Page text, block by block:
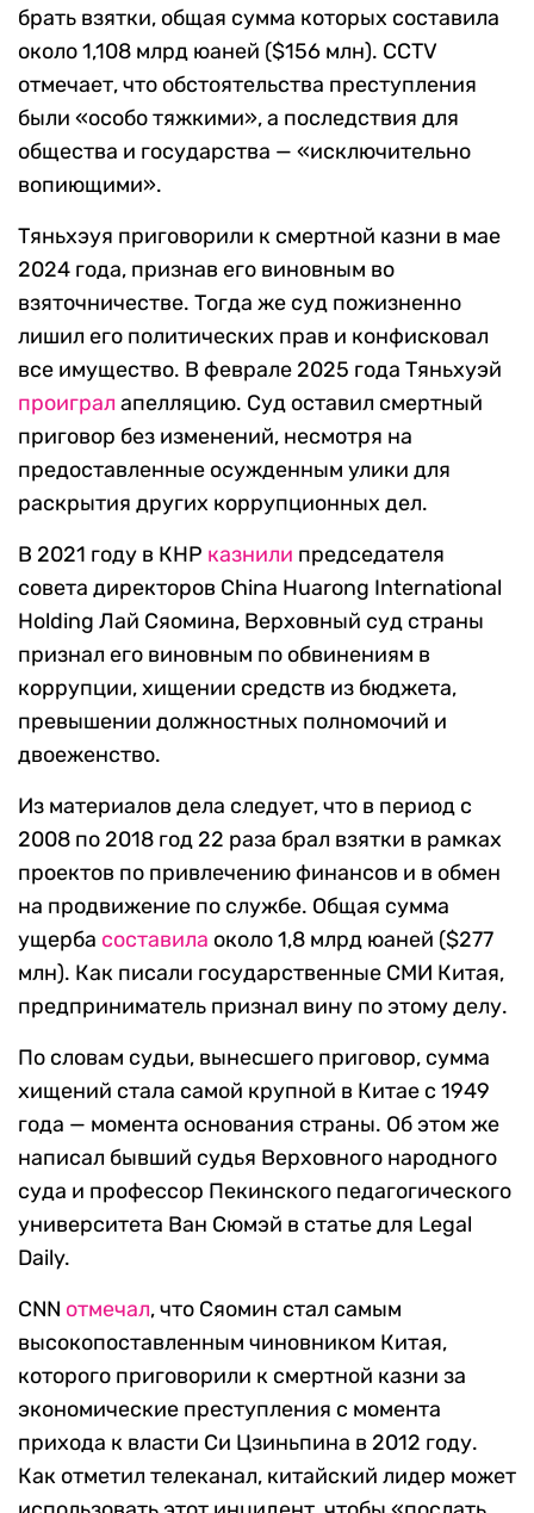
брать взятки, общая сумма которых составила
около 1,108 млрд юаней ($156 млн). CCTV
отмечает, что обстоятельства преступления
были «особо тяжкими», а последствия для
общества и государства — «исключительно
вопиющими».
Тяньхэуя приговорили к смертной казни в мае
2024 года, признав его виновным во
взяточничестве. Тогда же суд пожизненно
лишил его политических прав и конфисковал
все имущество. В феврале 2025 года Тяньхуэй
проиграл апелляцию. Суд оставил смертный
приговор без изменений, несмотря на
предоставленные осужденным улики для
раскрытия других коррупционных дел.
В 2021 году в КНР казнили председателя
совета директоров China Huarong International
Holding Лай Сяомина, Верховный суд страны
признал его виновным по обвинениям в
коррупции, хищении средств из бюджета,
превышении должностных полномочий и
двоеженство.
Из материалов дела следует, что в период с
2008 по 2018 год 22 раза брал взятки в рамках
проектов по привлечению финансов и в обмен
на продвижение по службе. Общая сумма
ущерба составила около 1,8 млрд юаней ($277
млн). Как писали государственные СМИ Китая,
предприниматель признал вину по этому делу.
По словам судьи, вынесшего приговор, сумма
хищений стала самой крупной в Китае с 1949
года — момента основания страны. Об этом же
написал бывший судья Верховного народного
суда и профессор Пекинского педагогического
университета Ван Сюмэй в статье для Legal
Daily.
CNN отмечал, что Сяомин стал самым
высокопоставленным чиновником Китая,
которого приговорили к смертной казни за
экономические преступления с момента
прихода к власти Си Цзиньпина в 2012 году.
Как отметил телеканал, китайский лидер может